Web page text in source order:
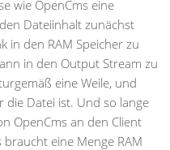
wie OpenCms eine
Dateiinhalt zunächst
in den RAM Speicher zu
in den Output Stream zu
eine Weile, und
die Datei ist. Und so lange
OpenCms an den Client
eine Menge RAM